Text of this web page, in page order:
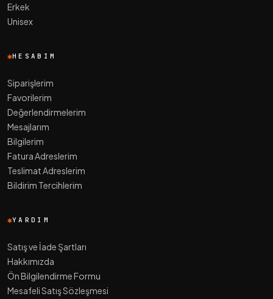
Erkek
Unisex
HESABIM
Siparişlerim
Favorilerim
Değerlendirmelerim
Mesajlarım
Bilgilerim
Fatura Adreslerim
Teslimat Adreslerim
Bildirim Tercihlerim
YARDIM
Satış ve İade Şartları
Hakkımızda
Ön Bilgilendirme Formu
Mesafeli Satış Sözleşmesi